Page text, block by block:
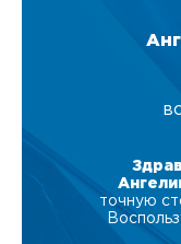
точную